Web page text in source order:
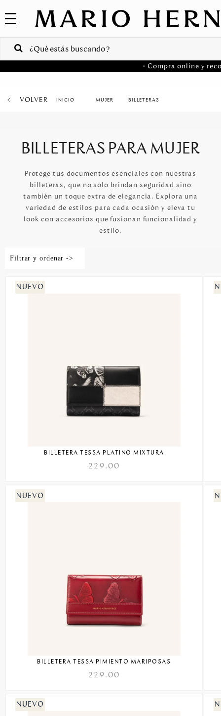
COLECCIONES
VENTAS
Costa
Venezuela
• Compra online y
VOLVER MUJER BILLETERAS
BILLETERAS PARA MUJER
Protege tus documentos esenciales con nuestras
billeteras, que no solo brindan seguridad sino
también un toque extra de elegancia. Explora una
variedad de estilos para cada ocasión y eleva tu
look con accesorios que fusionan funcionalidad y
estilo.
Filtrar y ordenar ->
BILLETERA TESSA PLATINO MIXTURA
229.00
BILLETERA TESSA PIMIENTO MARIPOSAS
229.00